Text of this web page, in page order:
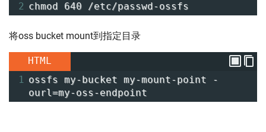
2 chmod 640 /etc/passwd-ossfs
将oss bucket mount到指定目录
HTML
1 ossfs my-bucket my-mount-point -
ourl=my-oss-endpoint